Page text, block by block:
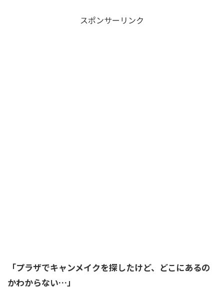
スポンサーリンク
「プラザでキャンメイクを探したけど、どこにあるの
かわからない…」